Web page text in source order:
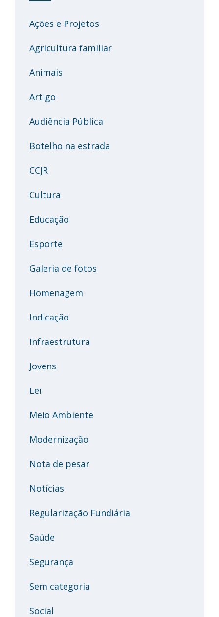
Ações e Projetos
Agricultura familiar
Animais
Artigo
Audiência Pública
Botelho na estrada
CCJR
Cultura
Educação
Esporte
Galeria de fotos
Homenagem
Indicação
Infraestrutura
Jovens
Lei
Meio Ambiente
Modernização
Nota de pesar
Notícias
Regularização Fundiária
Saúde
Segurança
Sem categoria
Social